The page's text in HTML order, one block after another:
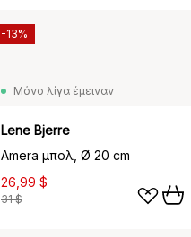
Μόνο λίγα έμειναν
Lene Bjerre
Amera μπολ, Ø 20 cm
26,99 $
31 $
-13%